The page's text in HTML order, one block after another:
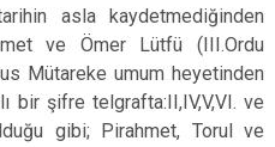
asla kaydetmediğinden
ve Ömer Lütfü (III.Ordu
Mütareke umum heyetinden
bir şifre telgrafta:II,IV,V,VI. ve
gibi; Pirahmet, Torul ve